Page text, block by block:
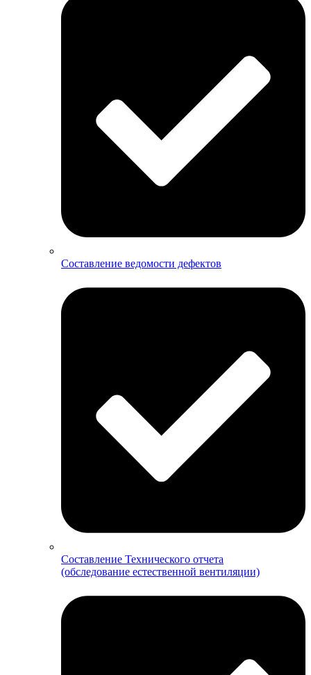
Составление ведомости дефектов
Составление Технического отчета
(обследование естественной вентиляции)